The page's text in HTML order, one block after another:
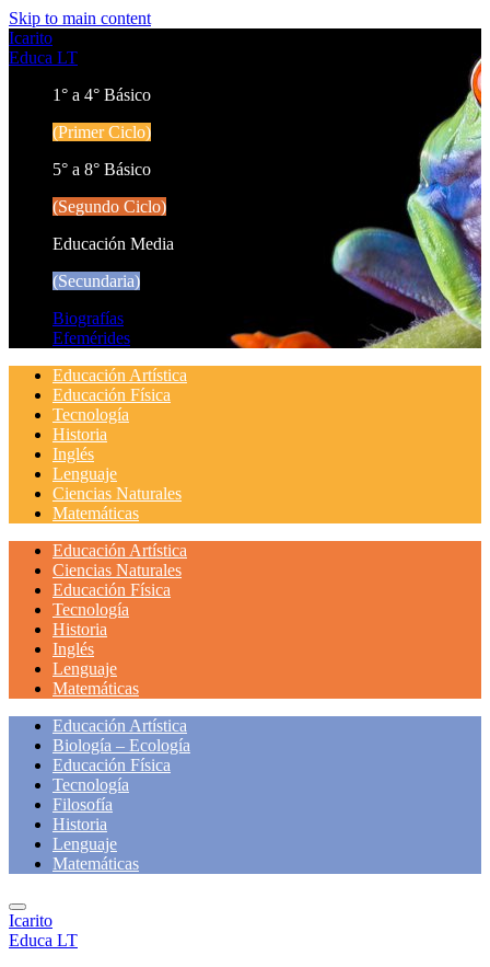
Skip to main content
Icarito
Educa LT
1° a 4° Básico
(Primer Ciclo)
5° a 8° Básico
(Segundo Ciclo)
Educación Media
(Secundaria)
Biografías
Efemérides
Educación Artística
Educación Física
Tecnología
Historia
Inglés
Lenguaje
Ciencias Naturales
Matemáticas
Educación Artística
Ciencias Naturales
Educación Física
Tecnología
Historia
Inglés
Lenguaje
Matemáticas
Educación Artística
Biología – Ecología
Educación Física
Tecnología
Filosofía
Historia
Lenguaje
Matemáticas
Icarito
Educa LT